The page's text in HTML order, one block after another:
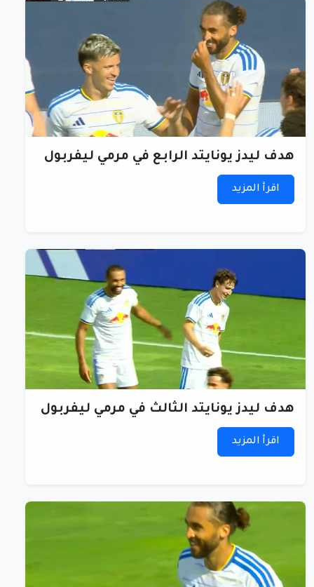
هدف ليدز يونايتد الرابع في مرمي ليفربول
اقرأ المزيد
هدف ليدز يونايتد الثالث في مرمي ليفربول
اقرأ المزيد